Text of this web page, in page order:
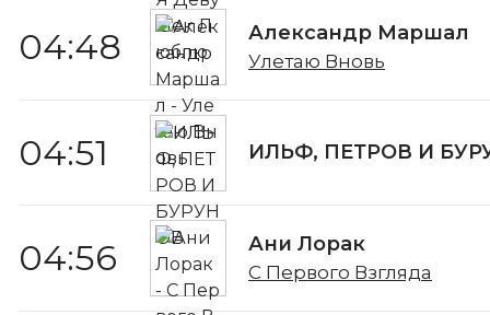
04:48 Александр Маршал
Улетаю Вновь
04:51 ИЛЬФ, ПЕТРОВ И
04:56 Ани Лорак
С Первого Взгляда